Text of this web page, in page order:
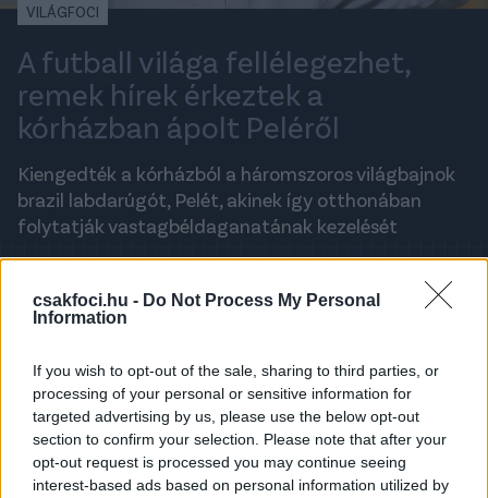
csakfoci.hu - Do Not Process My Personal
Information
If you wish to opt-out of the sale, sharing to third parties, or
processing of your personal or sensitive information for
targeted advertising by us, please use the below opt-out
section to confirm your selection. Please note that after your
opt-out request is processed you may continue seeing
interest-based ads based on personal information utilized by
VILÁGFOCI
A futball világa fellélegezhet,
remek hírek érkeztek a
kórházban ápolt Peléről
Kiengedték a kórházból a háromszoros világbajnok
brazil labdarúgót, Pelét, akinek így otthonában
folytatják vastagbéldaganatának kezelését
2021. DECEMBER 23., CSÜTÖRTÖK 22:00
A legfrissebb hírekért kövess minket a
CsakfociGoogle News oldalán is!
Pelé állapota stabil- közölte csütörtökön a Sao
Paulo-i Albert Einstein kórház.